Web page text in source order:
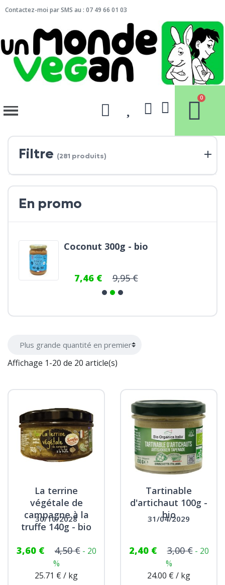
Contactez-moi par SMS au : 07 49 66 01 03
Filtre (281 produits)
En promo
Coconut 300g - bio
7,46 € 9,95 €
Affichage 1-20 de 20 article(s)
La terrine
végétale de
campagne à la
truffe 140g - bio
30/10/2028
3,60 € 4,50 € - 20
%
25.71 € / kg
Tartinable
d'artichaut 100g -
bio
31/04/2029
2,40 € 3,00 € - 20
%
24.00 € / kg